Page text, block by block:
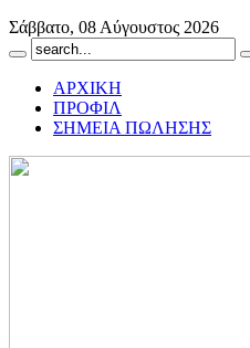
Σάββατο, 08 Αύγουστος 2026
ΑΡΧΙΚΗ
ΠΡΟΦΙΛ
ΣΗΜΕΙΑ ΠΩΛΗΣΗΣ